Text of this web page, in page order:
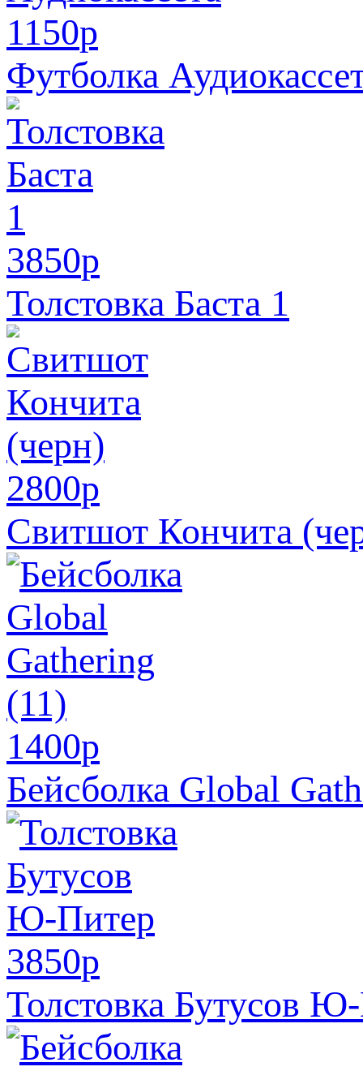
1150p
Футболка
3850p
Толстовка Баста 1
2800p
Свитшот Кончита
1400p
Бейсболка Global
3850p
Толстовка Бутусов